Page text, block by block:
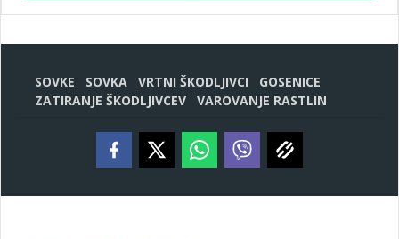
SOVKE SOVKA VRTNI ŠKODLJIVCI
GOSENICE
ZATIRANJE ŠKODLJIVCEV
VAROVANJE RASTLIN